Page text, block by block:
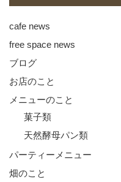
cafe news
free space news
ブログ
お店のこと
メニューのこと
菓子類
天然酵母パン類
パーティーメニュー
畑のこと